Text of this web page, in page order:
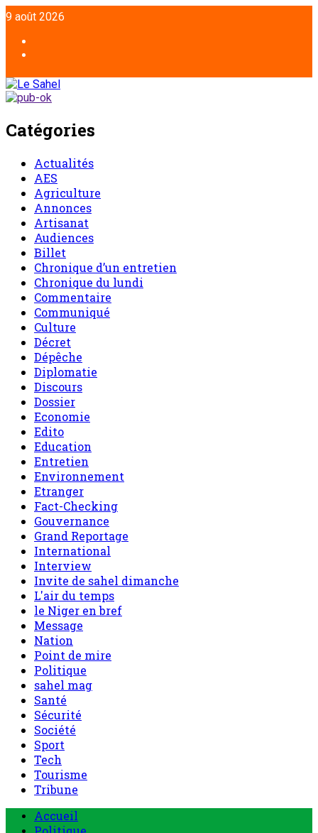
9 août 2026
Catégories
Actualités
AES
Agriculture
Annonces
Artisanat
Audiences
Billet
Chronique d’un entretien
Chronique du lundi
Commentaire
Communiqué
Culture
Décret
Dépêche
Diplomatie
Discours
Dossier
Economie
Edito
Education
Entretien
Environnement
Etranger
Fact-Checking
Gouvernance
Grand Reportage
International
Interview
Invite de sahel dimanche
L'air du temps
le Niger en bref
Message
Nation
Point de mire
Politique
sahel mag
Santé
Sécurité
Société
Sport
Tech
Tourisme
Tribune
Accueil